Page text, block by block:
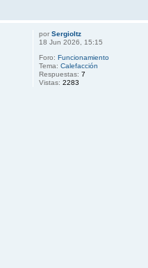
porSergioltz
18 Jun 2026, 15:15
Foro:Funcionamiento
Tema:Calefacción
Respuestas:7
Vistas:2283